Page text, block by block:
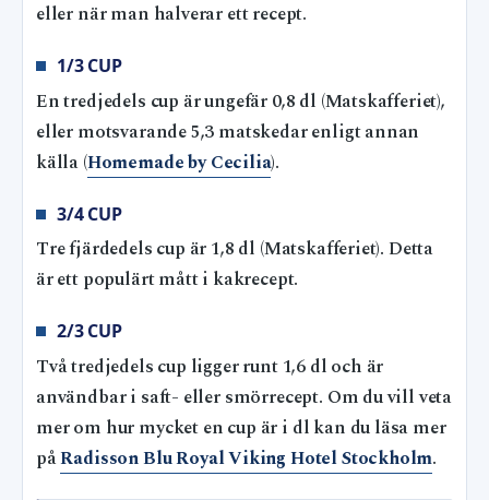
eller när man halverar ett recept.
1/3 CUP
En tredjedels cup är ungefär 0,8 dl (Matskafferiet),
eller motsvarande 5,3 matskedar enligt annan
källa (Homemade by Cecilia).
3/4 CUP
Tre fjärdedels cup är 1,8 dl (Matskafferiet). Detta
är ett populärt mått i kakrecept.
2/3 CUP
Två tredjedels cup ligger runt 1,6 dl och är
användbar i saft- eller smörrecept. Om du vill veta
mer om hur mycket en cup är i dl kan du läsa mer
påRadisson Blu Royal Viking Hotel Stockholm.